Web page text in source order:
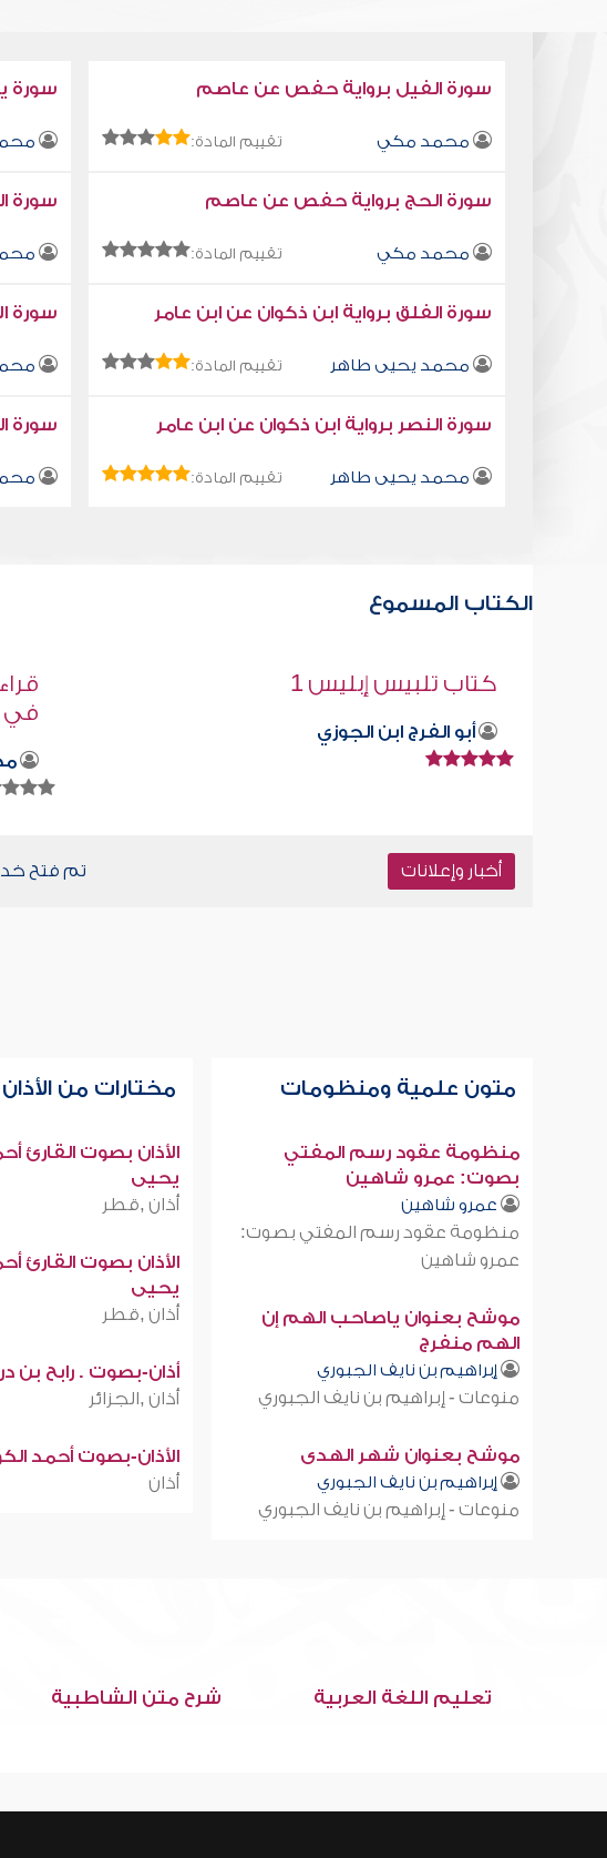
سورة الفيل برواية حفص عن عاصم
محمد مكي تقييم المادة:
سورة
سورة الحج برواية حفص عن عاصم
محمد مكي تقييم المادة:
سورة
سورة الفلق برواية ابن ذكوان عن ابن عامر
محمد يحيى طاهر تقييم المادة:
سورة
سورة النصر برواية ابن ذكوان عن ابن عامر
محمد يحيى طاهر تقييم المادة:
سورة
الكتاب المسموع
قراءة صوتية لكتاب استمتع بحياتك " كتاب
محمد العريفي
أخبار وإعلانات تم فتح
متون علمية ومنظومات
منظومة عقود رسم المفتي
بصوت: عمرو شاهين
عمرو شاهين
منظومة عقود رسم المفتي بصوت:
عمرو شاهين
موشح بعنوان ياصاحب الهم إن
الهم منفرج
إبراهيم بن نايف الجبوري
منوعات - إبراهيم بن نايف الجبوري
موشح بعنوان شهر الهدى
إبراهيم بن نايف الجبوري
منوعات - إبراهيم بن نايف الجبوري
مختارات من الأذان
الأذان بصوت القارئ
يحيى
أذان ,قطر
الأذان بصوت القارئ
يحيى
أذان ,قطر
أذان-بصوت . رابح بن
أذان ,الجزائر
الأذان-بصوت أحمد
أذان
تعليم اللغة العربية شرح متن الشاطبية